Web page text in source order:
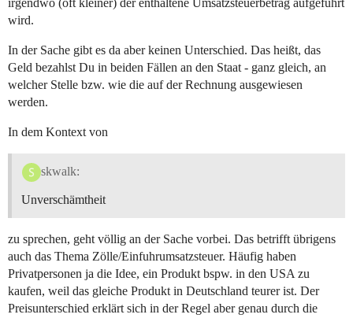
wird.
In der Sache gibt es da aber keinen Unterschied. Das heißt, das
Geld bezahlst Du in beiden Fällen an den Staat - ganz gleich, an
welcher Stelle bzw. wie die auf der Rechnung ausgewiesen
werden.
In dem Kontext von
skwalk:
Unverschämtheit
zu sprechen, geht völlig an der Sache vorbei. Das betrifft übrigens
auch das Thema Zölle/Einfuhrumsatzsteuer. Häufig haben
Privatpersonen ja die Idee, ein Produkt bspw. in den USA zu
kaufen, weil das gleiche Produkt in Deutschland teurer ist. Der
Preisunterschied erklärt sich in der Regel aber genau durch die